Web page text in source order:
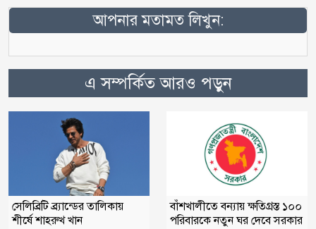
আপনার মতামত লিখুন:
এ সম্পর্কিত আরও পড়ুন
সেলিব্রিটি ব্র্যান্ডের তালিকায়
শীর্ষে শাহরুখ খান
বাঁশখালীতে বন্যায় ক্ষতিগ্রস্ত ১০০
পরিবারকে নতুন ঘর দেবে সরকার